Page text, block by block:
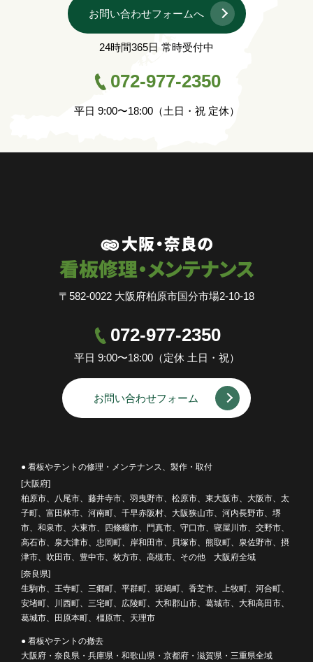
お問い合わせフォームへ
24時間365日 常時受付中
072-977-2350
平日 9:00〜18:00（土日・祝 定休）
〒582-0022 大阪府柏原市国分市場2-10-18
072-977-2350
平日 9:00〜18:00（定休 土日・祝）
お問い合わせフォーム
● 看板やテントの修理・メンテナンス、製作・取付
[大阪府]
柏原市、八尾市、藤井寺市、羽曳野市、松原市、東大阪市、大阪市、太
子町、富田林市、河南町、千早赤阪村、大阪狭山市、河内長野市、堺
市、和泉市、大東市、四條畷市、門真市、守口市、寝屋川市、交野市、
高石市、泉大津市、忠岡町、岸和田市、貝塚市、熊取町、泉佐野市、摂
津市、吹田市、豊中市、枚方市、高槻市、その他 大阪府全域
[奈良県]
生駒市、王寺町、三郷町、平群町、斑鳩町、香芝市、上牧町、河合町、
安堵町、川西町、三宅町、広陵町、大和郡山市、葛城市、大和高田市、
葛城市、田原本町、橿原市、天理市
● 看板やテントの撤去
大阪府・奈良県・兵庫県・和歌山県・京都府・滋賀県・三重県全域